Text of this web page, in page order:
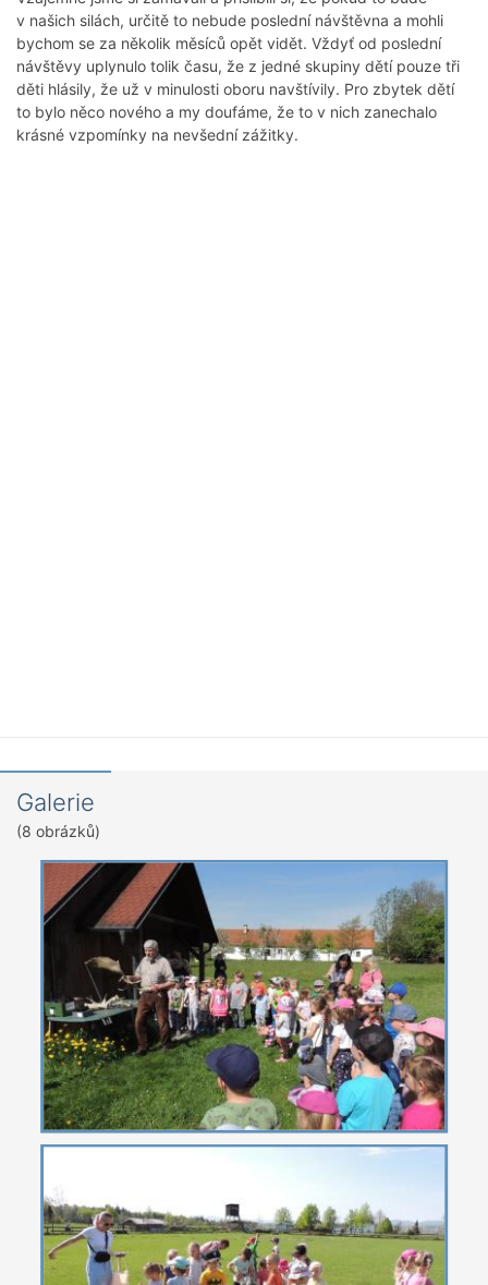
v našich silách, určitě to nebude poslední návštěvna a mohli
bychom se za několik měsíců opět vidět. Vždyť od poslední
návštěvy uplynulo tolik času, že z jedné skupiny dětí pouze tři
děti hlásily, že už v minulosti oboru navštívily. Pro zbytek dětí
to bylo něco nového a my doufáme, že to v nich zanechalo
krásné vzpomínky na nevšední zážitky.
Galerie
(8 obrázků)